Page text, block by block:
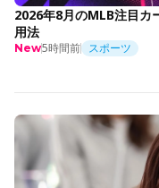
2026年8月のMLB注目
用法
New5時間前 スポーツ